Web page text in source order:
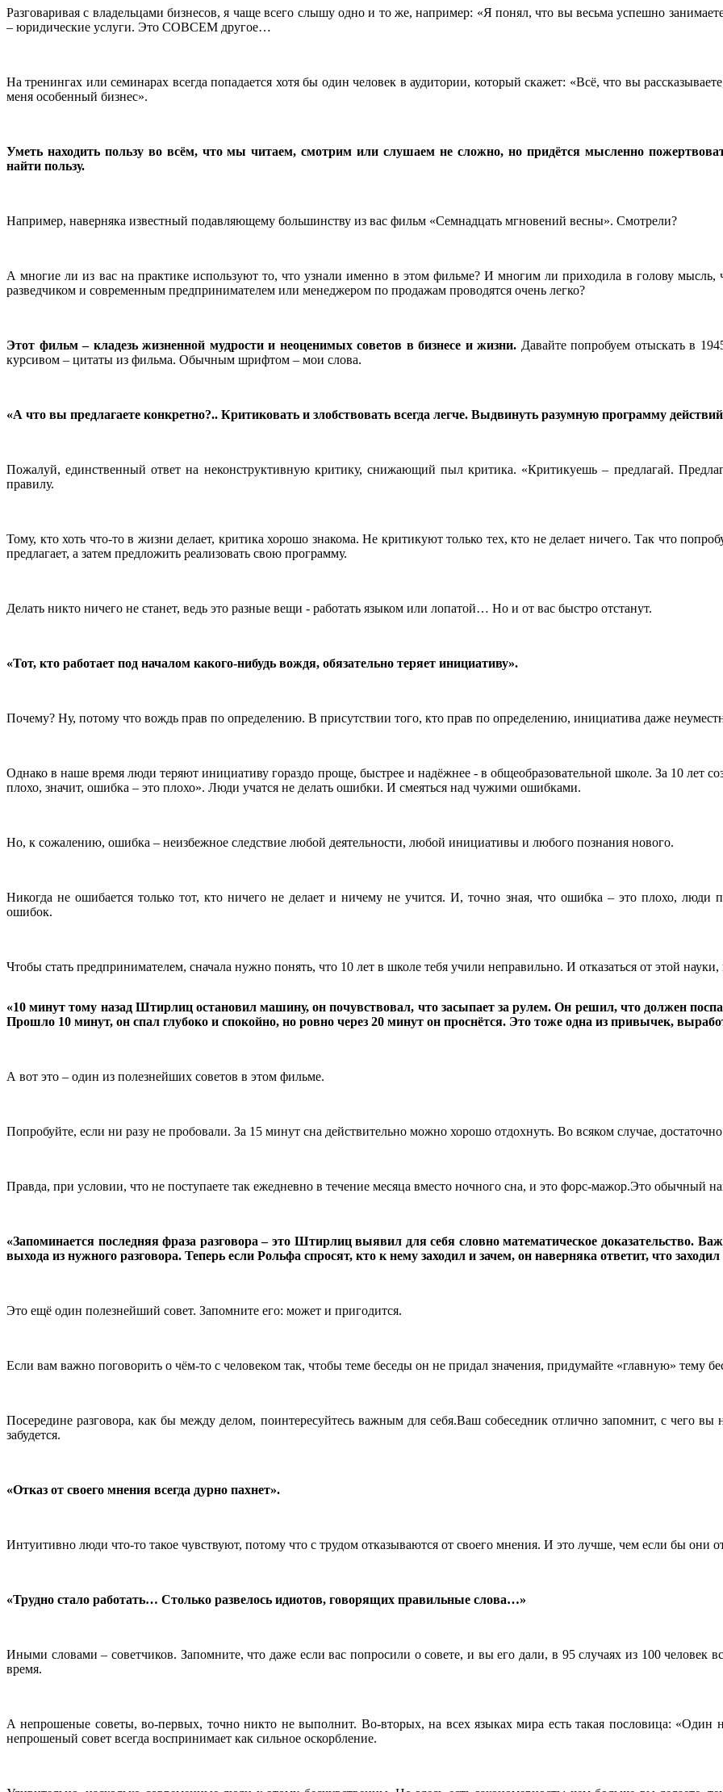
Разговаривая с владельцами бизнесов, я чаще всего слышу одно и то же, например: «Я понял, что вы весьма успешно
– юридические услуги. Это СОВСЕМ другое…
На тренингах или семинарах всегда попадается хотя бы один человек в аудитории, который скажет: «Всё, что вы
меня особенный бизнес».
Уметь находить пользу во всём, что мы читаем, смотрим или слушаем не сложно, но придётся мысленно
найти пользу.
Например, наверняка известный подавляющему большинству из вас фильм «Семнадцать мгновений весны». Смотрели?
А многие ли из вас на практике используют то, что узнали именно в этом фильме? И многим ли приходила в голову
разведчиком и современным предпринимателем или менеджером по продажам проводятся очень легко?
Этот фильм – кладезь жизненной мудрости и неоценимых советов в бизнесе и жизни. Давайте попробуем отыскать в
курсивом – цитаты из фильма. Обычным шрифтом – мои слова.
«А что вы предлагаете конкретно?.. Критиковать и злобствовать всегда легче. Выдвинуть разумную программу действий
Пожалуй, единственный ответ на неконструктивную критику, снижающий пыл критика. «Критикуешь – предлагай.
правилу.
Тому, кто хоть что-то в жизни делает, критика хорошо знакома. Не критикуют только тех, кто не делает ничего. Так что
предлагает, а затем предложить реализовать свою программу.
Делать никто ничего не станет, ведь это разные вещи - работать языком или лопатой… Но и от вас быстро отстанут.
«Тот, кто работает под началом какого-нибудь вождя, обязательно теряет инициативу».
Почему? Ну, потому что вождь прав по определению. В присутствии того, кто прав по определению, инициатива даже
Однако в наше время люди теряют инициативу гораздо проще, быстрее и надёжнее - в общеобразовательной школе. За 10 лет
плохо, значит, ошибка – это плохо». Люди учатся не делать ошибки. И смеяться над чужими ошибками.
Но, к сожалению, ошибка – неизбежное следствие любой деятельности, любой инициативы и любого познания нового.
Никогда не ошибается только тот, кто ничего не делает и ничему не учится. И, точно зная, что ошибка – это плохо, люди
ошибок.
Чтобы стать предпринимателем, сначала нужно понять, что 10 лет в школе тебя учили неправильно. И отказаться от этой
«10 минут тому назад Штирлиц остановил машину, он почувствовал, что засыпает за рулем. Он решил, что должен
Прошло 10 минут, он спал глубоко и спокойно, но ровно через 20 минут он проснётся. Это тоже одна из привычек,
А вот это – один из полезнейших советов в этом фильме.
Попробуйте, если ни разу не пробовали. За 15 минут сна действительно можно хорошо отдохнуть. Во всяком случае,
Правда, при условии, что не поступаете так ежедневно в течение месяца вместо ночного сна, и это форс-мажор.Это обычный
«Запоминается последняя фраза разговора – это Штирлиц выявил для себя словно математическое доказательство.
выхода из нужного разговора. Теперь если Рольфа спросят, кто к нему заходил и зачем, он наверняка ответит, что
Это ещё один полезнейший совет. Запомните его: может и пригодится.
Если вам важно поговорить о чём-то с человеком так, чтобы теме беседы он не придал значения, придумайте «главную» тему
Посередине разговора, как бы между делом, поинтересуйтесь важным для себя.Ваш собеседник отлично запомнит, с чего вы
забудется.
«Отказ от своего мнения всегда дурно пахнет».
Интуитивно люди что-то такое чувствуют, потому что с трудом отказываются от своего мнения. И это лучше, чем если бы они
«Трудно стало работать… Столько развелось идиотов, говорящих правильные слова…»
Иными словами – советчиков. Запомните, что даже если вас попросили о совете, и вы его дали, в 95 случаях из 100 человек
время.
А непрошеные советы, во-первых, точно никто не выполнит. Во-вторых, на всех языках мира есть такая пословица: «Один
непрошеный совет всегда воспринимает как сильное оскорбление.